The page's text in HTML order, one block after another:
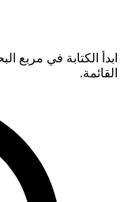
القائمة.